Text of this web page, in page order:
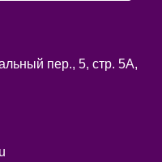
пер., 5, стр. 5А,